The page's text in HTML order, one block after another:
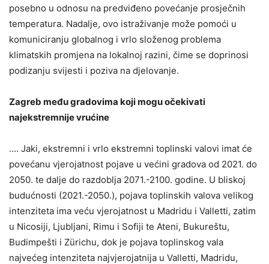
posebno u odnosu na predviđeno povećanje prosječnih
temperatura. Nadalje, ovo istraživanje može pomoći u
komuniciranju globalnog i vrlo složenog problema
klimatskih promjena na lokalnoj razini, čime se doprinosi
podizanju svijesti i poziva na djelovanje.
Zagreb među gradovima koji mogu očekivati
najekstremnije vrućine
…. Jaki, ekstremni i vrlo ekstremni toplinski valovi imat će
povećanu vjerojatnost pojave u većini gradova od 2021. do
2050. te dalje do razdoblja 2071.-2100. godine. U bliskoj
budućnosti (2021.-2050.), pojava toplinskih valova velikog
intenziteta ima veću vjerojatnost u Madridu i Valletti, zatim
u Nicosiji, Ljubljani, Rimu i Sofiji te Ateni, Bukureštu,
Budimpešti i Zürichu, dok je pojava toplinskog vala
najvećeg intenziteta najvjerojatnija u Valletti, Madridu,